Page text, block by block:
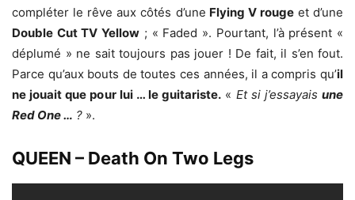
compléter le rêve aux côtés d’une Flying V rougeet d’une
Double Cut TV Yellow ; « Faded ». Pourtant, l’à présent «
déplumé » ne sait toujours pas jouer ! De fait, il s’en fout.
Parce qu’aux bouts de toutes ces années, il a compris qu’il
ne jouait que pour lui … le guitariste. « Et si j’essayaisune
Red One … ? ».
QUEEN – Death On Two Legs